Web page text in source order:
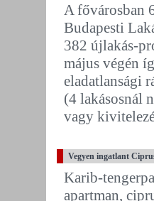
A fővárosban
Budapesti
382 újlakás-
május végén
eladatlansági
(4 lakásosnál
vagy
Vegyen ingatlant
Karib-
apartman,